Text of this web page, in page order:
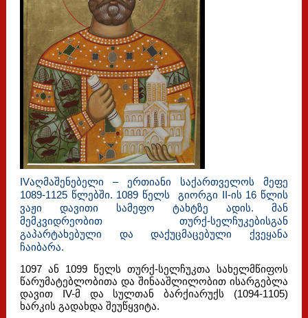
IVაღმაშენებელი – ერთიანი საქართველოს მეფე
1089-1125 წლებში. 1089 წელს გიორგი II-ის 16 წლის
ვაჟი დავითი სამეფო ტახტზე ადის. მან
მემკვიდრეობით თურქ-სელჩუკებისგან
გაპარტახებული და დაქუცმაცებული ქვეყანა
ჩაიბარა.
1097 ან 1099 წელს თურქ-სელჩუკთა სახელმწიფოს
წარუმატებლობითა და შინააშლილობით ისარგებლა
დავით IV-მ და სულთან ბარქიარუქს (1094-1105)
ხარკის გადახდა შეუწყვიტა.